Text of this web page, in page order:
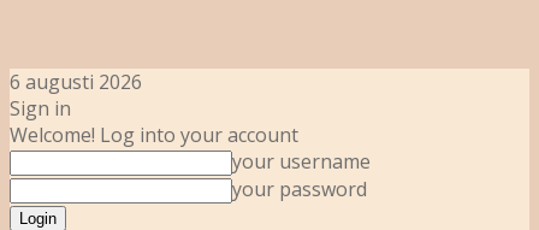
6 augusti 2026
Sign in
Welcome! Log into your account
your username
your password